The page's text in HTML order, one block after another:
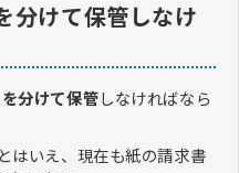
分けて保管しなけ
分けて保管しなければなら
はいえ、現在も紙の請求書